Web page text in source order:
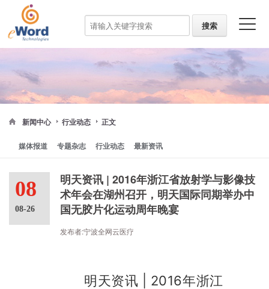
新闻中心 行业动态 正文
媒体报道 专题杂志 行业动态 最新资讯
08
08-26
明天资讯 | 2016年浙江省放射学与影像技
术年会在湖州召开，明天国际同期举办中
国无胶片化运动周年晚宴
发布者:宁波全网云医疗
明天资讯 | 2016年浙江